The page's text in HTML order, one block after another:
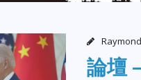
Raymond
論壇